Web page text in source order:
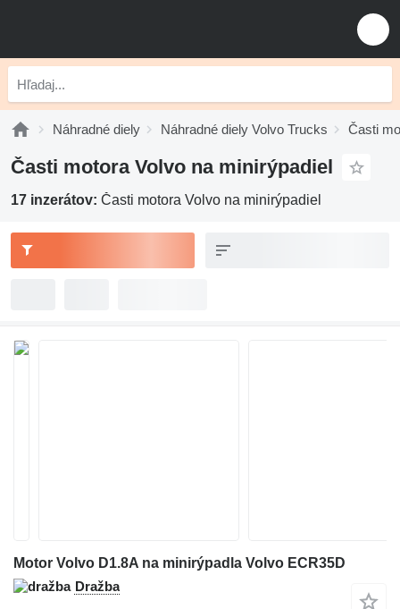
Náhradné diely Náhradné diely Volvo Trucks Časti
Časti motora Volvo na minirýpadiel
17 inzerátov: Časti motora Volvo na minirýpadiel
Motor Volvo D1.8A na minirýpadla Volvo ECR35D
Dražba